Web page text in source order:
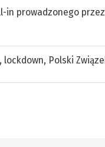
prowadzonego przez
, lockdown, Polski